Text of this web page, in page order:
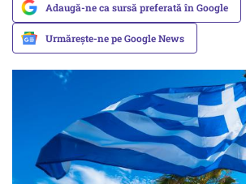
Adaugă-ne ca sursă preferată în Google
Urmărește-ne pe Google News